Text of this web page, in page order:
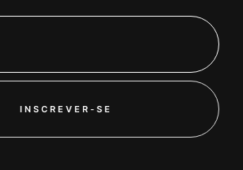
INSCREVER-SE